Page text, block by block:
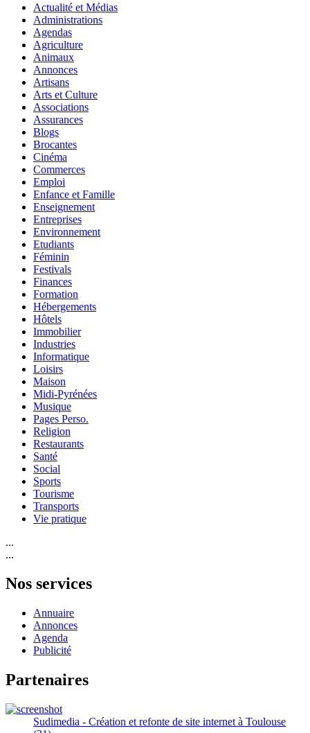
Actualité et Médias
Administrations
Agendas
Agriculture
Animaux
Annonces
Artisans
Arts et Culture
Associations
Assurances
Blogs
Brocantes
Cinéma
Commerces
Emploi
Enfance et Famille
Enseignement
Entreprises
Environnement
Etudiants
Féminin
Festivals
Finances
Formation
Hébergements
Hôtels
Immobilier
Industries
Informatique
Loisirs
Maison
Midi-Pyrénées
Musique
Pages Perso.
Religion
Restaurants
Santé
Social
Sports
Tourisme
Transports
Vie pratique
...
...
Nos services
Annuaire
Annonces
Agenda
Publicité
Partenaires
Sudimedia - Création et refonte de site internet à Toulouse